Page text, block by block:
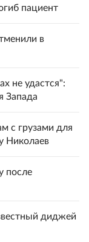
пациент
в
не удастся":
Запада
с грузами для
Николаев
после
диджей